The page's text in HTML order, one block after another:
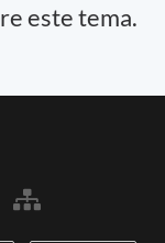
este tema.